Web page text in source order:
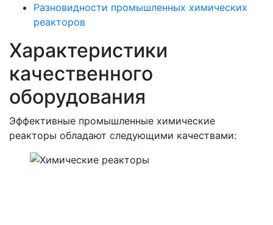
Разновидности промышленных химических
реакторов
Характеристики
качественного
оборудования
Эффективные промышленные химические
реакторы обладают следующими качествами: